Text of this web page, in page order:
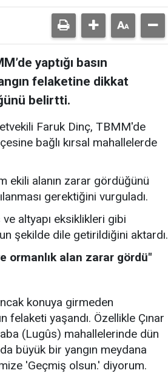
yaptığı basın
felaketine dikkat
belirtti.
Faruk Dinç, TBMM'de
bağlı kırsal mahallelerde
ekili alanın zarar gördüğünü
gerektiğini vurguladı.
altyapı eksiklikleri gibi
şekilde dile getirildiğini aktardı.
ormanlık alan zarar gördü"
konuya girmeden
felaketi yaşandı. Özellikle Çınar
(Lugûs) mahallelerinde dün
büyük bir yangın meydana
'Geçmiş olsun.' diyorum.